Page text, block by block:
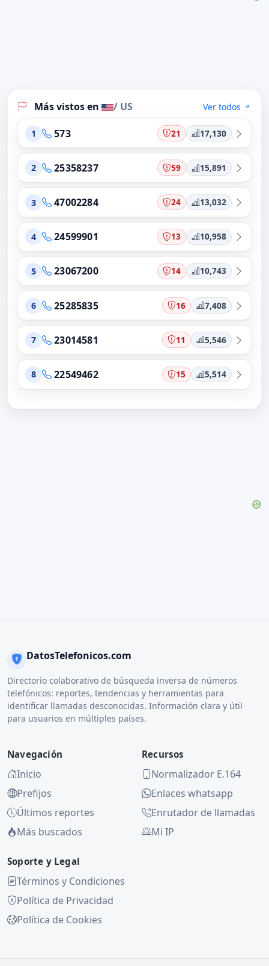
Más vistos en / US Ver todos
1 573 21 17,130
2 25358237 59 15,891
3 47002284 24 13,032
4 24599901 13 10,958
5 23067200 14 10,743
6 25285835 16 7,408
7 23014581 11 5,546
8 22549462 15 5,514
DatosTelefonicos.com
Directorio colaborativo de búsqueda inversa de números
telefónicos: reportes, tendencias y herramientas para
identificar llamadas desconocidas. Información clara y útil
para usuarios en múltiples países.
Navegación
Inicio
Prefijos
Últimos reportes
Más buscados
Recursos
Normalizador E.164
Enlaces whatsapp
Enrutador de llamadas
Mi IP
Soporte y Legal
Términos y Condiciones
Política de Privacidad
Política de Cookies